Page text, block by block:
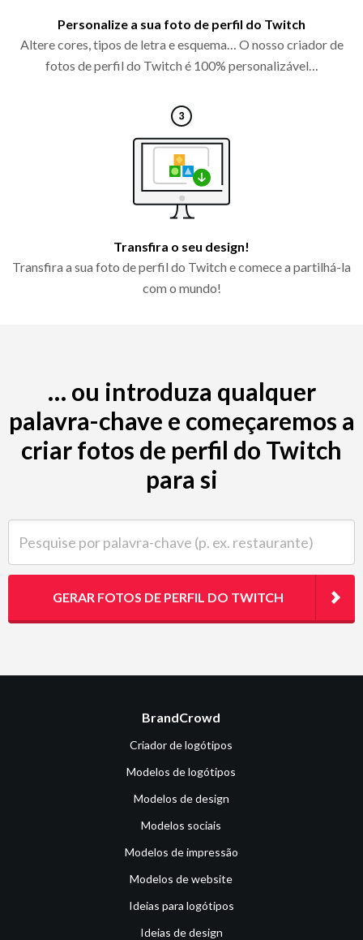
Personalize a sua foto de perfil do Twitch
Altere cores, tipos de letra e esquema… O nosso criador de
fotos de perfil do Twitch é 100% personalizável…
Transfira o seu design!
Transfira a sua foto de perfil do Twitch e comece a partilhá-la
com o mundo!
… ou introduza qualquer
palavra-chave e começaremos a
criar fotos de perfil do Twitch
para si
GERAR FOTOS DE PERFIL DO TWITCH
BrandCrowd
Criador de logótipos
Modelos de logótipos
Modelos de design
Modelos sociais
Modelos de impressão
Modelos de website
Ideias para logótipos
Ideias de design